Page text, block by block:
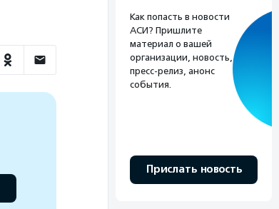
Как попасть в новости
АСИ? Пришлите
материал о вашей
организации, новость,
пресс-релиз, анонс
события.
Прислать новость